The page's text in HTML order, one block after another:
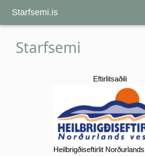
Starfsemi.is
Starfsemi
Eftirlitsaðili
Heilbrigðiseftirlit